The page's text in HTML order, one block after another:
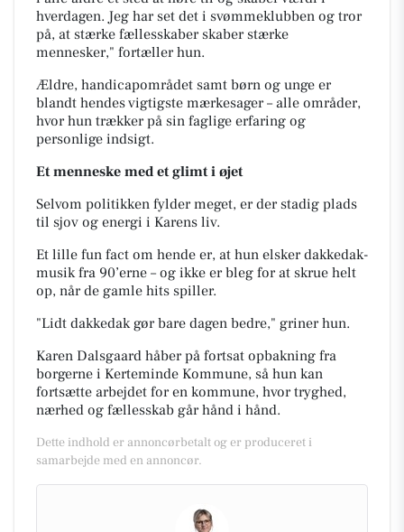
hverdagen. Jeg har set det i svømmeklubben og tror
på, at stærke fællesskaber skaber stærke
mennesker," fortæller hun.
Ældre, handicapområdet samt børn og unge er
blandt hendes vigtigste mærkesager – alle områder,
hvor hun trækker på sin faglige erfaring og
personlige indsigt.
Et menneske med et glimt i øjet
Selvom politikken fylder meget, er der stadig plads
til sjov og energi i Karens liv.
Et lille fun fact om hende er, at hun elsker dakkedak-
musik fra 90’erne – og ikke er bleg for at skrue helt
op, når de gamle hits spiller.
"Lidt dakkedak gør bare dagen bedre," griner hun.
Karen Dalsgaard håber på fortsat opbakning fra
borgerne i Kerteminde Kommune, så hun kan
fortsætte arbejdet for en kommune, hvor tryghed,
nærhed og fællesskab går hånd i hånd.
Dette indhold er annoncørbetalt og er produceret i
samarbejde med en annoncør.